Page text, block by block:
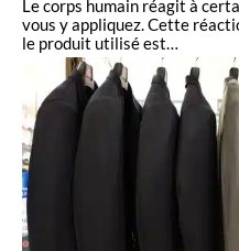
Le corps humain réagit à
vous y appliquez. Cette
le produit utilisé est…